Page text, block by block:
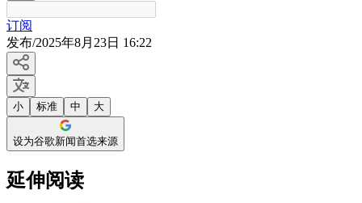
订阅
发布/2025年8月23日 16:22
小 标准 中 大
设为谷歌新闻首选来源
延伸阅读